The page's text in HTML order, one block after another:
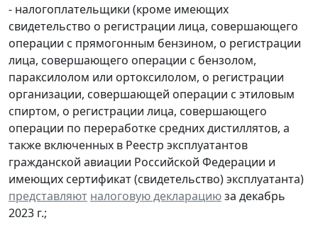
- налогоплательщики (кроме имеющих
свидетельство о регистрации лица, совершающего
операции с прямогонным бензином, о регистрации
лица, совершающего операции с бензолом,
параксилолом или ортоксилолом, о регистрации
организации, совершающей операции с этиловым
спиртом, о регистрации лица, совершающего
операции по переработке средних дистиллятов, а
также включенных в Реестр эксплуатантов
гражданской авиации Российской Федерации и
имеющих сертификат (свидетельство) эксплуатанта)
представляют налоговую декларациюза декабрь
2023 г.;